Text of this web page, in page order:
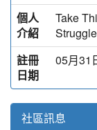
個人
介紹
Take
註冊
日期
05月31
社區訊息